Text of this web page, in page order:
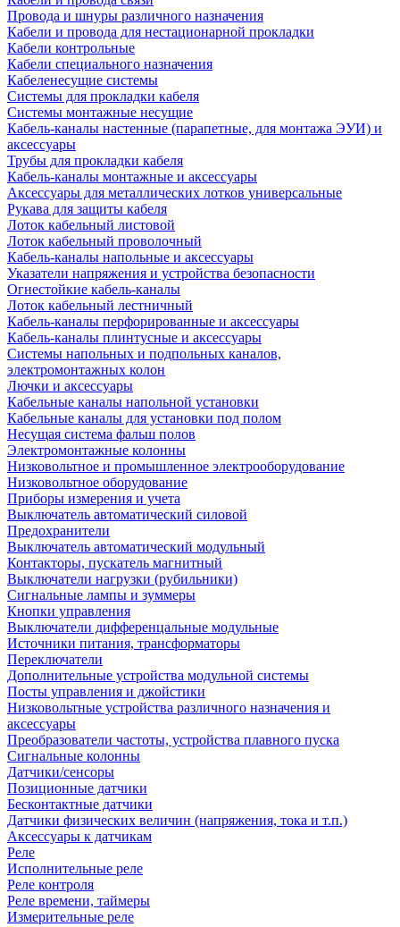
Провода и шнуры различного назначения
Кабели и провода для нестационарной прокладки
Кабели контрольные
Кабели специального назначения
Кабеленесущие системы
Системы для прокладки кабеля
Системы монтажные несущие
Кабель-каналы настенные (парапетные, для монтажа ЭУИ) и
аксессуары
Трубы для прокладки кабеля
Кабель-каналы монтажные и аксессуары
Аксессуары для металлических лотков универсальные
Рукава для защиты кабеля
Лоток кабельный листовой
Лоток кабельный проволочный
Кабель-каналы напольные и аксессуары
Указатели напряжения и устройства безопасности
Огнестойкие кабель-каналы
Лоток кабельный лестничный
Кабель-каналы перфорированные и аксессуары
Кабель-каналы плинтусные и аксессуары
Системы напольных и подпольных каналов,
электромонтажных колон
Лючки и аксессуары
Кабельные каналы напольной установки
Кабельные каналы для установки под полом
Несущая система фальш полов
Электромонтажные колонны
Низковольтное и промышленное электрооборудование
Низковольтное оборудование
Приборы измерения и учета
Выключатель автоматический силовой
Предохранители
Выключатель автоматический модульный
Контакторы, пускатель магнитный
Выключатели нагрузки (рубильники)
Сигнальные лампы и зуммеры
Кнопки управления
Выключатели дифференцальные модульные
Источники питания, трансформаторы
Переключатели
Дополнительные устройства модульной системы
Посты управления и джойстики
Низковольтные устройства различного назначения и
аксессуары
Преобразователи частоты, устройства плавного пуска
Сигнальные колонны
Датчики/сенсоры
Позиционные датчики
Бесконтактные датчики
Датчики физических величин (напряжения, тока и т.п.)
Аксессуары к датчикам
Реле
Исполнительные реле
Реле контроля
Реле времени, таймеры
Измерительные реле